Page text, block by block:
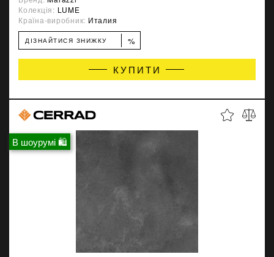
Колекція: LUME
Країна-виробник: Италия
ДІЗНАЙТИСЯ ЗНИЖКУ %
КУПИТИ
В шоурумі 🛍